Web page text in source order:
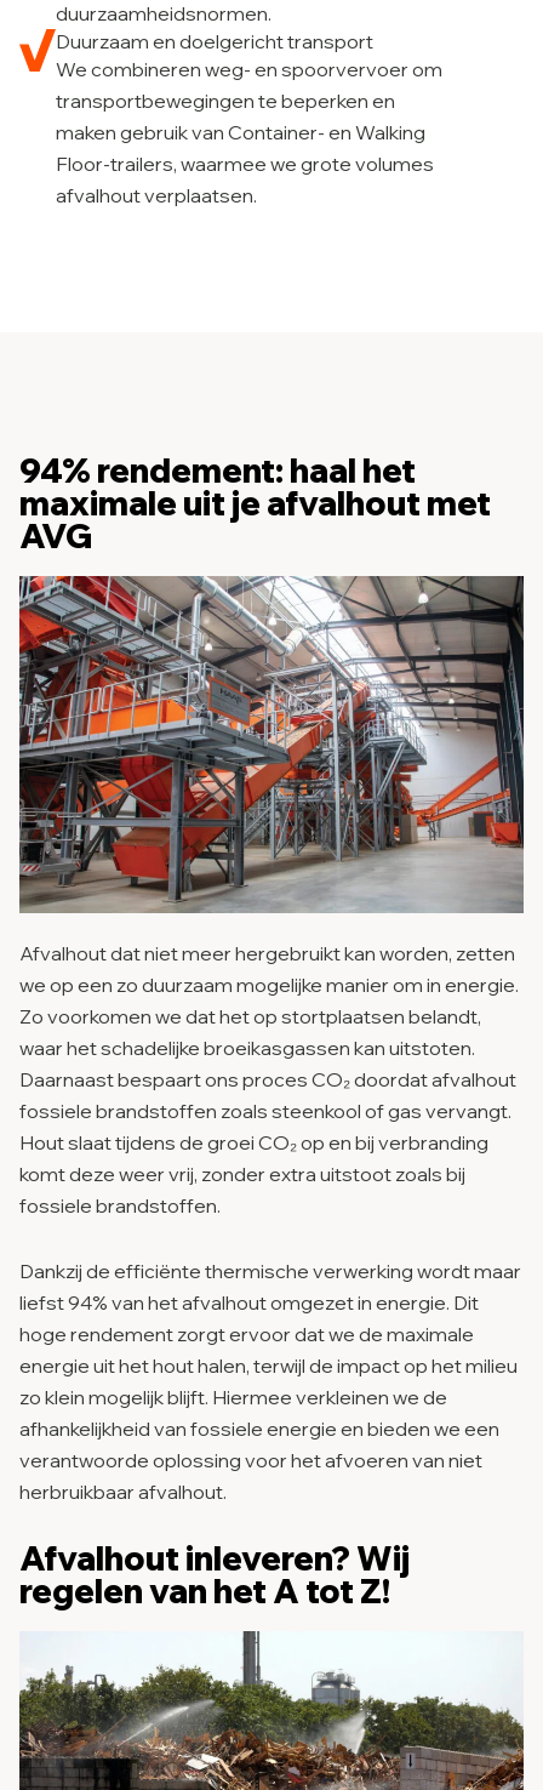
duurzaamheidsnormen.
Duurzaam en doelgericht transport
We combineren weg- en spoorvervoer om
transportbewegingen te beperken en
maken gebruik van Container- en Walking
Floor-trailers, waarmee we grote volumes
afvalhout verplaatsen.
94% rendement: haal het
maximale uit je afvalhout met
AVG
Afvalhout dat niet meer hergebruikt kan worden, zetten
we op een zo duurzaam mogelijke manier om in energie.
Zo voorkomen we dat het op stortplaatsen belandt,
waar het schadelijke broeikasgassen kan uitstoten.
Daarnaast bespaart ons proces CO₂ doordat afvalhout
fossiele brandstoffen zoals steenkool of gas vervangt.
Hout slaat tijdens de groei CO₂ op en bij verbranding
komt deze weer vrij, zonder extra uitstoot zoals bij
fossiele brandstoffen.
Dankzij de efficiënte thermische verwerking wordt maar
liefst 94% van het afvalhout omgezet in energie. Dit
hoge rendement zorgt ervoor dat we de maximale
energie uit het hout halen, terwijl de impact op het milieu
zo klein mogelijk blijft. Hiermee verkleinen we de
afhankelijkheid van fossiele energie en bieden we een
verantwoorde oplossing voor het afvoeren van niet
herbruikbaar afvalhout.
Afvalhout inleveren? Wij
regelen van het A tot Z!